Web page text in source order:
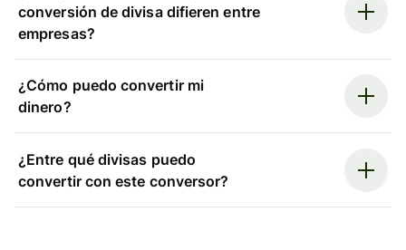
conversión de divisa difieren entre
empresas?
¿Cómo puedo convertir mi
dinero?
¿Entre qué divisas puedo
convertir con este conversor?